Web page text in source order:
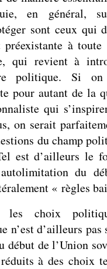
en général,
sont ceux qui
à
qui revient à
politique. Si
pour autant de la
qui
on serait
du champ
est d’ailleurs le
du
« règles
les choix
n’est d’ailleurs pas
début de l’Union
à des choix